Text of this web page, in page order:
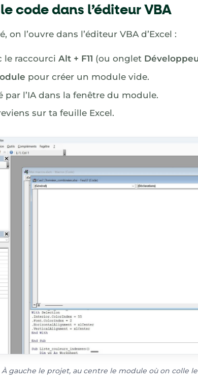
code dans l’éditeur VBA
on l’ouvre dans l’éditeur VBA d’Excel :
le raccourci Alt + F11 (ou onglet
pour créer un module vide.
par l’IA dans la fenêtre du module.
sur ta feuille Excel.
À gauche le projet, au centre le module où on colle